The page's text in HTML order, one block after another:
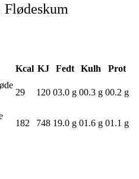
Flødeskum
Kcal KJ Fedt Kulh
Prot
29 120 03.0 g 00.3 g 00.2 g
182 748 19.0 g 01.6 g 01.1 g